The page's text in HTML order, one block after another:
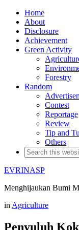
Home
About
Disclosure
Achievement
Green Activity
Forestry
Random
Contest
Reportage
Review
Tip and
Others
EVRINASP
Menghijaukan Bumi
in Agriculture
Penyuluh